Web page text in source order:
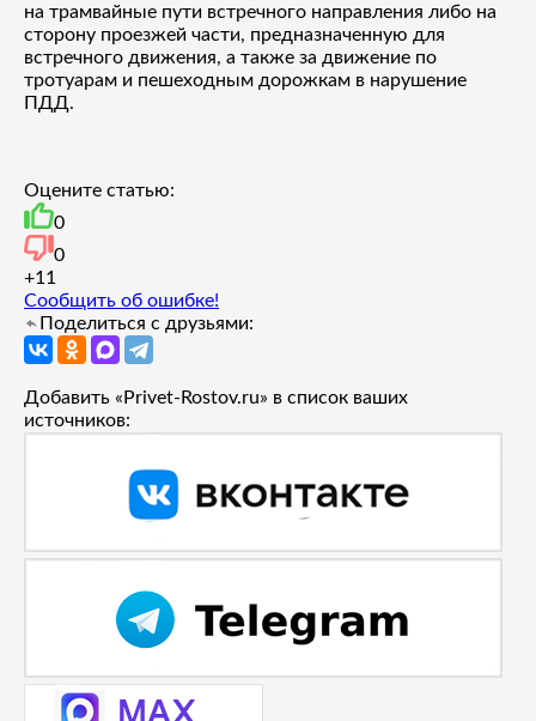
на трамвайные пути встречного направления либо на
сторону проезжей части, предназначенную для
встречного движения, а также за движение по
тротуарам и пешеходным дорожкам в нарушение
ПДД.
Оцените статью:
0
0
+1 1
Сообщить об ошибке!
Поделиться с друзьями:
Добавить «Privet-Rostov.ru» в список ваших
источников: